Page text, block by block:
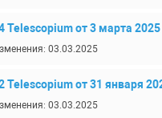
Telescopium от 3 марта 2025
03.03.2025
Telescopium от 31 января
03.03.2025